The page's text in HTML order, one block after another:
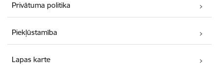
Privātuma politika
Piekļūstamība
Lapas karte